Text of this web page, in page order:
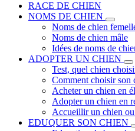
RACE DE CHIEN
NOMS DE CHIEN
Noms de chien
Noms de chien mâle
Idées de noms de
ADOPTER UN CHIEN
Test, quel chien
Comment choisir son
Acheter un chien en
Adopter un chien en
Accueillir un chien
EDUQUER SON CHIEN